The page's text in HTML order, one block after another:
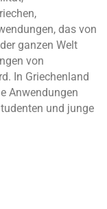
das von
ganzen Welt
von
In Griechenland
Anwendungen
und junge